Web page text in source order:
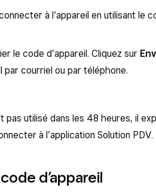
à l’appareil en utilisant le
le code d’appareil. Cliquez sur
par courriel ou par téléphone.
pas utilisé dans les 48 heures, il
à l’application Solution PDV.
d’appareil